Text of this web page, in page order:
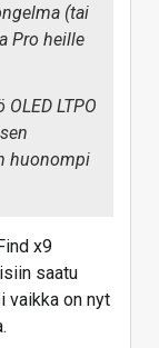
(tai
Pro heille
LTPO
huonompi
x9
saatu
vaikka on nyt